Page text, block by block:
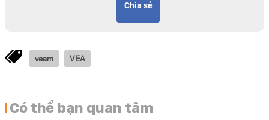
Chia sẻ
veam VEA
Có thể bạn quan tâm